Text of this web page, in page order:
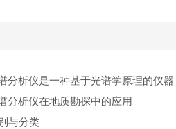
析仪是一种基于光谱学原理的仪器
析仪在地质勘探中的应用
与分类